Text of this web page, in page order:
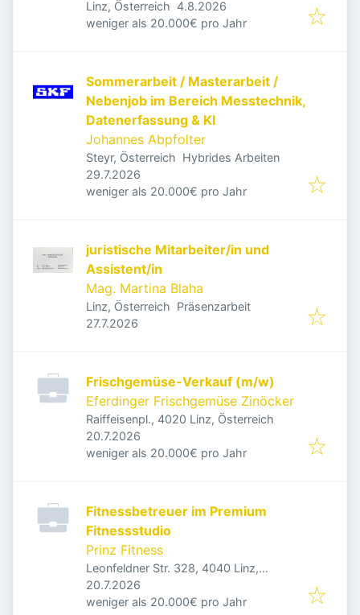
Linz, Österreich Veröffentlicht
4.8.2026
weniger als 20.000€ pro Jahr
Sommerarbeit / Masterarbeit /
Nebenjob im Bereich Messtechnik,
Datenerfassung & KI
Johannes Abpfolter
Steyr, Österreich Hybrides Arbeiten
Veröffentlicht
29.7.2026
weniger als 20.000€ pro Jahr
juristische Mitarbeiter/in und
Assistent/in
Mag. Martina Blaha
Linz, Österreich Präsenzarbeit
Veröffentlicht
27.7.2026
Frischgemüse-Verkauf (m/w)
Eferdinger Frischgemüse Zinöcker
Raiffeisenpl., 4020 Linz, Österreich
Veröffentlicht
20.7.2026
weniger als 20.000€ pro Jahr
Fitnessbetreuer im Premium
Fitnessstudio
Prinz Fitness
Leonfeldner Str. 328, 4040 Linz,
Österreich
Veröffentlicht
20.7.2026
weniger als 20.000€ pro Jahr